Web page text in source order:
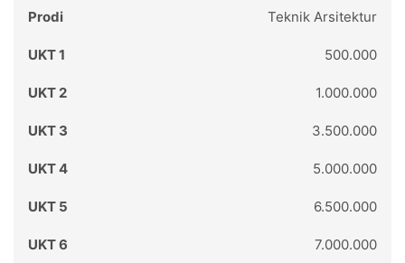
Teknik Arsitektur
500.000
1.000.000
3.500.000
5.000.000
6.500.000
7.000.000